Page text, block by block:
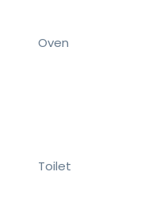
Oven
Toilet